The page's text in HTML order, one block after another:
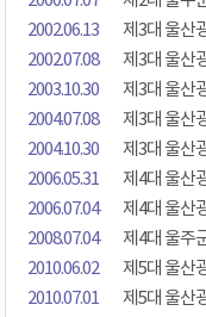
2002.06.13
제3대 울산
2002.07.08
제3대 울산
2003.10.30
제3대 울산
2004.07.08
제3대 울산
2004.10.30
제3대 울산
2006.05.31
제4대 울산
2006.07.04
제4대 울산
2008.07.04
제4대 울주
2010.06.02
제5대 울산
2010.07.01
제5대 울산